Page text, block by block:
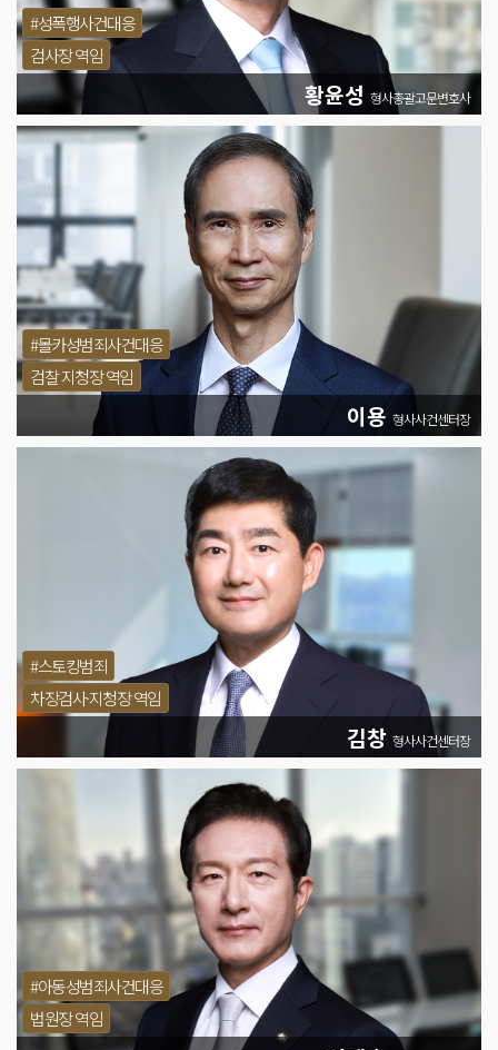
#성폭행사건대응
검사장 역임
황윤성 형사총괄고문변호사
#몰카성범죄사건대응
검찰 지청장 역임
이용 형사사건센터장
#스토킹범죄
차장검사·지청장 역임
김창 형사사건센터장
#아동성범죄사건대응
법원장 역임